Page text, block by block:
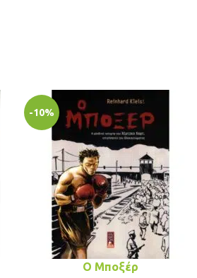
-10%
Ο Μποξέρ